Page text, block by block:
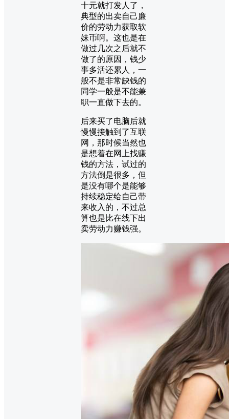
十元就打发人了，
典型的出卖自己廉
价的劳动力获取软
妹币啊。这也是在
做过几次之后就不
做了的原因，钱少
事多活还累人，一
般不是非常缺钱的
同学一般是不能兼
职一直做下去的。
后来买了电脑后就
慢慢接触到了互联
网，那时候当然也
是想着在网上找赚
钱的方法，试过的
方法倒是很多，但
是没有哪个是能够
持续稳定给自己带
来收入的，不过总
算也是比在线下出
卖劳动力赚钱强。